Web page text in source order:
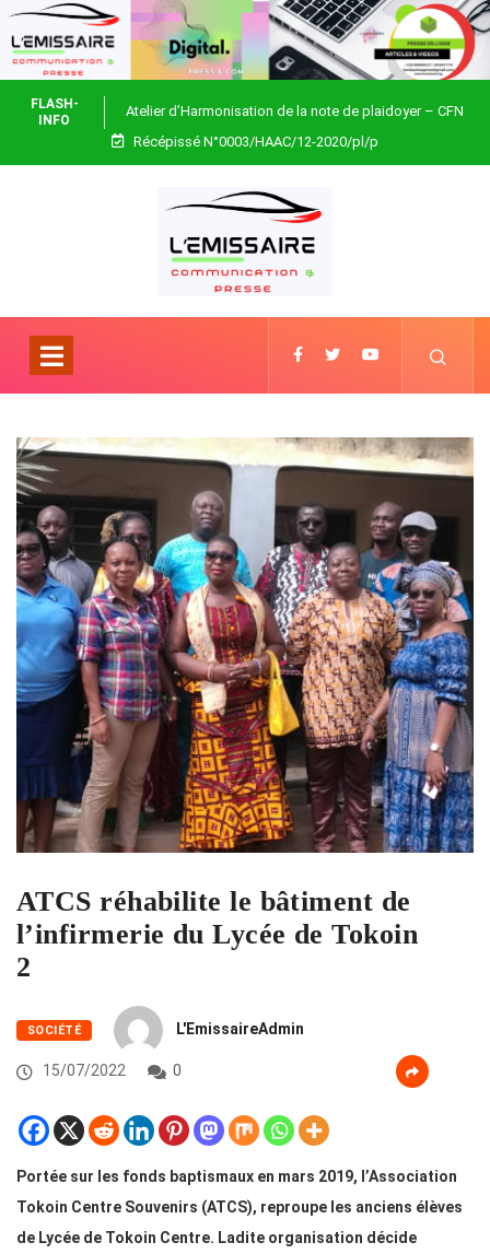
FLASH-
INFO
Atelier d’Harmonisation de la note de plaidoyer – CFN
Togo
Récépissé N°0003/HAAC/12-2020/pl/p
ATCS réhabilite le bâtiment de
l’infirmerie du Lycée de Tokoin
2
SOCIÉTÉ L'EmissaireAdmin
15/07/2022 0
Portée sur les fonds baptismaux en mars 2019, l’Association
Tokoin Centre Souvenirs (ATCS), reproupe les anciens élèves
de Lycée de Tokoin Centre. Ladite organisation décide